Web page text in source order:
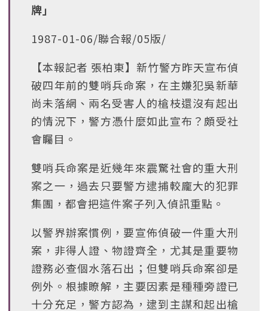
牌」
1987-01-06/聯合報/05版/
【本報記者 張柏東】新竹警方昨天宣布偵
破四年前的雙哨兵命案，在主嫌犯吳新華
尚未落網、兩名受害人的槍枝還沒有起出
的情況下，警方憑什麼如此宣布？頗受社
會矚目。
雙哨兵命案是近幾年來震驚社會的重大刑
案之一，過去只要警方逮捕較龐大的犯罪
集團，都會把這件案子列入偵訊重點。
以警界辦案慣例，要宣佈偵破一件重大刑
案，非得人證、物證齊全，尤其是重要物
證務必查個水落石出；但雙哨兵命案卻是
例外。根據瞭解，主要因素是種種旁證已
十分充足，警方認為，逮到主謀和起出槍